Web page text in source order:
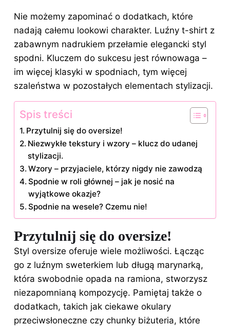
Nie możemy zapominać o dodatkach, które
nadają całemu lookowi charakter. Luźny t-shirt z
zabawnym nadrukiem przełamie elegancki styl
spodni. Kluczem do sukcesu jest równowaga –
im więcej klasyki w spodniach, tym więcej
szaleństwa w pozostałych elementach stylizacji.
Spis treści
Przytulnij się do oversize!
Niezwykłe tekstury i wzory – klucz do udanej
stylizacji.
Wzory – przyjaciele, którzy nigdy nie zawodzą
Spodnie w roli głównej – jak je nosić na
wyjątkowe okazje?
Spodnie na wesele? Czemu nie!
Przytulnij się do oversize!
Styl oversize oferuje wiele możliwości. Łącząc
go z luźnym sweterkiem lub długą marynarką,
która swobodnie opada na ramiona, stworzysz
niezapomnianą kompozycję. Pamiętaj także o
dodatkach, takich jak ciekawe okulary
przeciwsłoneczne czy chunky biżuteria, które